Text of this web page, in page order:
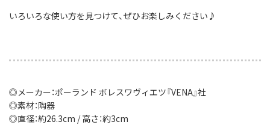
いろいろな使い方を見つけて、ぜひお楽しみください♪
◎メーカー：ポーランド ボレスワヴィエツ『VENA』社
◎素材：陶器
◎直径：約26.3cm / 高さ：約3cm